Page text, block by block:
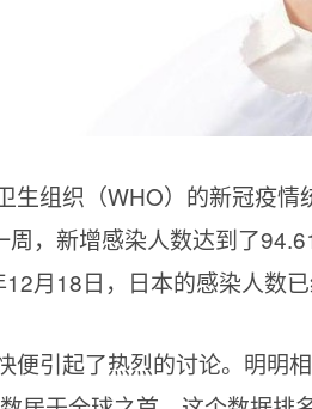
生组织（WHO）的新冠疫
，新增感染人数达到了
月18日，日本的感染人数已
便引起了热烈的讨论。明明